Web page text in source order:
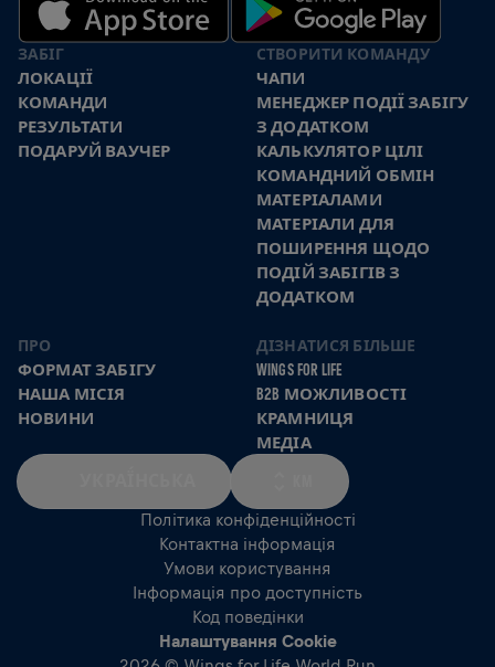
ЗАБІГ
ЛОКАЦІЇ
КОМАНДИ
РЕЗУЛЬТАТИ
ПОДАРУЙ ВАУЧЕР
СТВОРИТИ КОМАНДУ
ЧАПИ
МЕНЕДЖЕР ПОДІЇ ЗАБІГУ
З ДОДАТКОМ
КАЛЬКУЛЯТОР ЦІЛІ
КОМАНДНИЙ ОБМІН
МАТЕРІАЛАМИ
МАТЕРІАЛИ ДЛЯ
ПОШИРЕННЯ ЩОДО
ПОДІЙ ЗАБІГІВ З
ДОДАТКОМ
ПРО
ФОРМАТ ЗАБІГУ
НАША МІСІЯ
НОВИНИ
ДІЗНАТИСЯ БІЛЬШЕ
WINGS FOR LIFE
B2B МОЖЛИВОСТІ
КРАМНИЦЯ
МЕДІА
Політика конфіденційності
Контактна інформація
Умови користування
Інформація про доступність
Код поведінки
Налаштування Cookie